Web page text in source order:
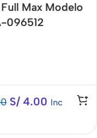
Max Modelo
096512
S/4.00 Inc